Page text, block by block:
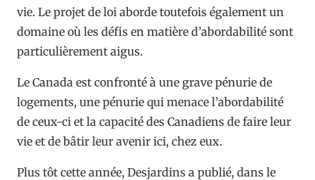
vie. Le projet de loi aborde toutefois également un
domaine où les défis en matière d’abordabilité sont
particulièrement aigus.
Le Canada est confronté à une grave pénurie de
logements, une pénurie qui menace l’abordabilité
de ceux-ci et la capacité des Canadiens de faire leur
vie et de bâtir leur avenir ici, chez eux.
Plus tôt cette année, Desjardins a publié, dans le